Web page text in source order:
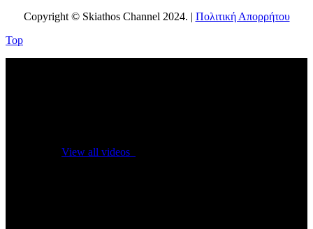
Copyright © Skiathos Channel 2024. | Πολιτική Απορρήτου
Top
View all videos